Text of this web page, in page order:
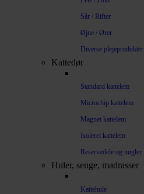
Sår / Rifter
Øjne / Ører
Diverse plejeprodukter
Kattedør
Standard kattelem
Microchip kattelem
Magnet kattelem
Isoleret kattelem
Reservedele og nøgler
Huler, senge, madrasser
Kattehule